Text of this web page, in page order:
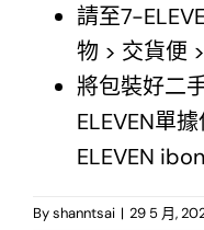
億
請至7-
物 > 交貨便
將包裝好二
ELEVEN單
ELEVEN
Byshanntsai | 29 5 月,